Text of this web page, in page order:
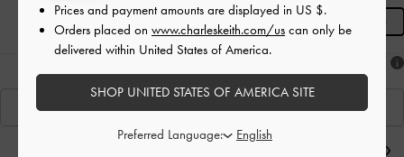
M
Prices and payment amounts are displayed in US $.
Orders placed on www.charleskeith.com/us can only be
delivered within United States of America.
SHOP UNITED STATES OF AMERICA SITE
Preferred Language: